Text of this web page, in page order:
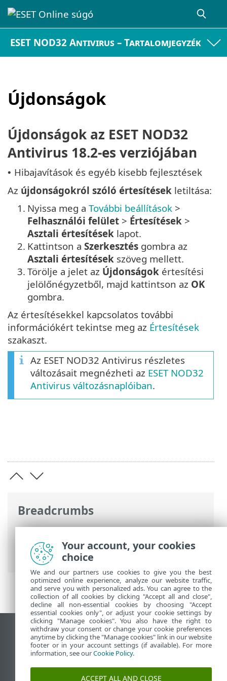
ESET NOD32 Antivirus – Tartalomjegyzék
Újdonságok
Breadcrumbs
ESET Online súgó>ESET NOD32
Antivirus
>ESET NOD32 Antivirus>
Újdonságok
Újdonságok az ESET NOD32
Antivirus 18.2-es verziójában
• Hibajavítások és egyéb kisebb fejlesztések
Az újdonságokról szóló értesítések letiltása:
1. Nyissa meg a További beállítások >
Felhasználói felület > Értesítések >
Asztali értesítések lapot.
2. Kattintson a Szerkesztés gombra az
Asztali értesítések szöveg mellett.
3. Törölje a jelet az Újdonságok értesítési
jelölőnégyzetből, majd kattintson az OK
gombra.
Az értesítésekkel kapcsolatos további
információkért tekintse meg az Értesítések
szakaszt.
Az ESET NOD32 Antivirus részletes
változásait megnézheti az ESET NOD32
Antivirus változásnaplóiban.
Asztali webhely megtekintése
End of Life
Az ESET tudásbázisa
ESET Fórum
Your account, your cookies
choice
We and our partners use cookies to give you the best
optimized online experience, analyze our website traffic,
and serve you with personalized ads. You can agree to the
collection of all cookies by clicking "Accept all and close",
decline all non-essential cookies by choosing "Accept
essential cookies only", or adjust your cookie settings by
clicking "Manage cookies". You also have the right to
withdraw your consent or change your cookie preferences
anytime by clicking the "Manage cookies" link in our website
footer or in your account settings (if available). For more
information, see ourCookie Policy.
ACCEPT ALL AND CLOSE